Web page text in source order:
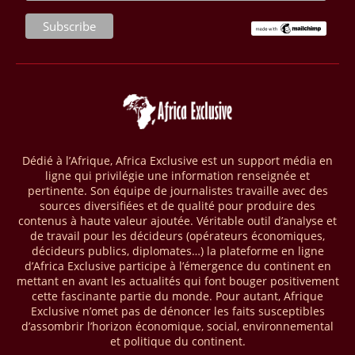
28/03/26 AFRIQUE - MOBILE MONEY
Selon le rapport publié par l’Association mondiale des opérateurs de
par les comptes de mobile money en Afrique au cours de l'année
2025, en hausse d'environ 27 % par rapport à 2024. Le rapport intitulé
« The State of the Industry Report on Mobile Money 2026 » précise
mobile money réalisées à l’échelle mondiale, qui s’est établie à 2091
milliards USD (+23 % par rapport à 2024). L’Afrique a également
enregistré environ 74 % du nombre de transactions de Mobile money
répertoriées l’an passé dans le monde, avec environ 92 milliards de
transactions (+16 % par rapport à 2024) sur un total de 125 milliards
dans le monde.
28/03/26 AFRIQUE - ECONOMIE CREATIVE
Une rapport publié dernièrement par le Boston Consulting Group, et
intitulé « Africa Unleashed: Empowering Women in Creative Industries
», dresse un état des lieux saisissant de l'économie créative africaine
à la fois dynamique et structurellement négligé. Ce secteur,
Dédié à l’Afrique, Africa Exclusive est un support média en
ligne qui privilégie une information renseignée et
pertinente. Son équipe de journalistes travaille avec des
sources diversifiées et de qualité pour produire des
contenus à haute valeur ajoutée. Véritable outil d’analyse et
de travail pour les décideurs (opérateurs économiques,
décideurs publics, diplomates…) la plateforme en ligne
d’Africa Exclusive participe à l’émergence du continent en
mettant en avant les actualités qui font bouger positivement
cette fascinante partie du monde. Pour autant, Afrique
Exclusive n’omet pas de dénoncer les faits susceptibles
d’assombrir l’horizon économique, social, environnemental
et politique du continent.